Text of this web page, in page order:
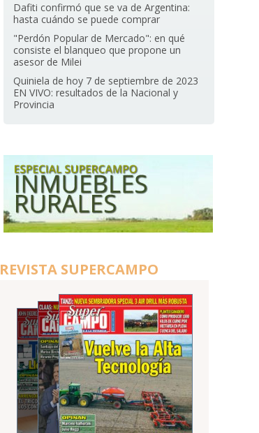
Dafiti confirmó que se va de Argentina:
hasta cuándo se puede comprar
"Perdón Popular de Mercado": en qué
consiste el blanqueo que propone un
asesor de Milei
Quiniela de hoy 7 de septiembre de 2023
EN VIVO: resultados de la Nacional y
Provincia
REVISTA SUPERCAMPO